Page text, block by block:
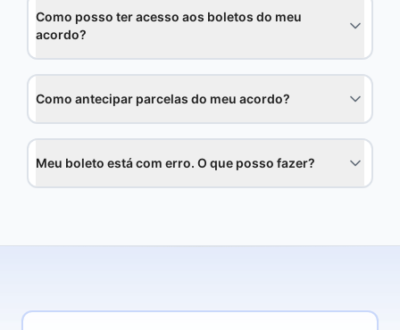
Como posso ter acesso aos boletos do meu
acordo?
Como antecipar parcelas do meu acordo?
Meu boleto está com erro. O que posso fazer?